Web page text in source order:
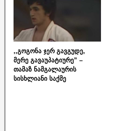
,,გოგონა ჯერ გავგუდე,
მერე გავაუპატიურე” –
თამაზ ნამგალაურის
სისხლიანი საქმე